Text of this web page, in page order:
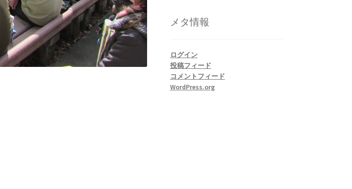
ー
メタ情報
ログイン
投稿フィード
コメントフィード
WordPress.org